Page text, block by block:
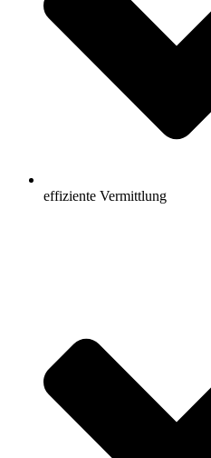
effiziente Vermittlung